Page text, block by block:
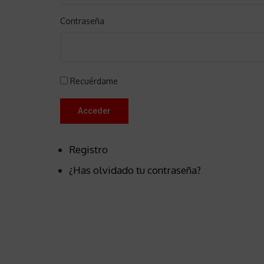
Contraseña
Recuérdame
Acceder
Registro
¿Has olvidado tu contraseña?